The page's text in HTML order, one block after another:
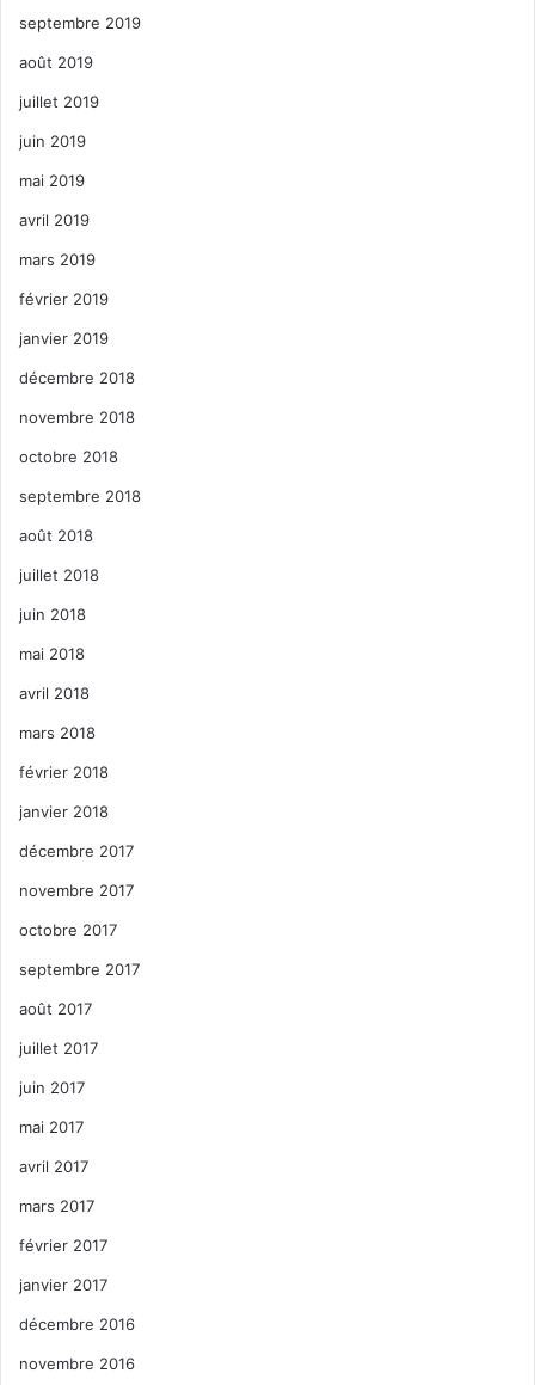
septembre 2019
août 2019
juillet 2019
juin 2019
mai 2019
avril 2019
mars 2019
février 2019
janvier 2019
décembre 2018
novembre 2018
octobre 2018
septembre 2018
août 2018
juillet 2018
juin 2018
mai 2018
avril 2018
mars 2018
février 2018
janvier 2018
décembre 2017
novembre 2017
octobre 2017
septembre 2017
août 2017
juillet 2017
juin 2017
mai 2017
avril 2017
mars 2017
février 2017
janvier 2017
décembre 2016
novembre 2016